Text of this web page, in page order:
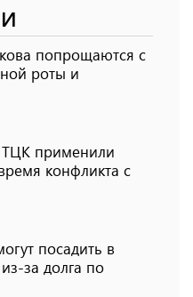
попрощаются с
роты и
ТЦК применили
конфликта с
посадить в
за долга по